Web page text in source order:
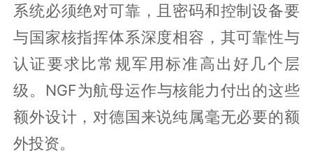
系统必须绝对可靠，且密码和控制设备要
与国家核指挥体系深度相容，其可靠性与
认证要求比常规军用标准高出好几个层
级。NGF为航母运作与核能力付出的这些
额外设计，对德国来说纯属毫无必要的额
外投资。